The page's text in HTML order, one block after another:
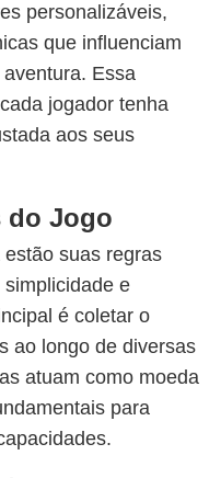
personalizáveis,
que influenciam
Essa
jogador tenha
aos seus
do Jogo
suas regras
e
é coletar o
ao longo de diversas
atuam como moeda
para